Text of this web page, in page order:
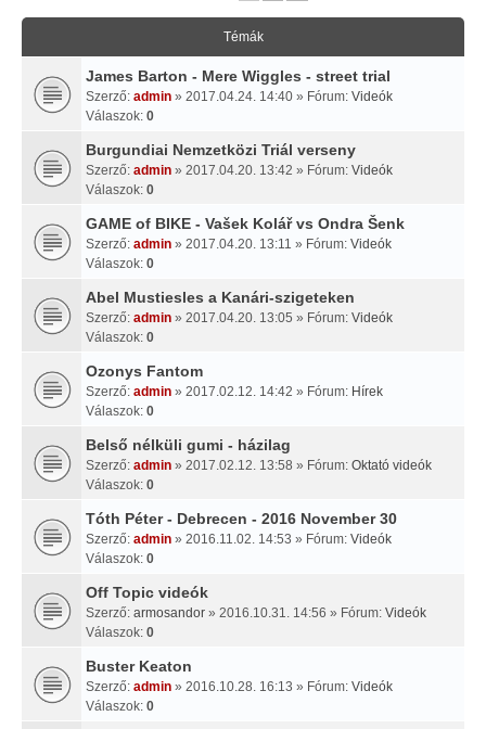
Témák
James Barton - Mere Wiggles - street trial
Szerző: admin » 2017.04.24. 14:40 » Fórum: Videók
Válaszok: 0
Burgundiai Nemzetközi Triál verseny
Szerző: admin » 2017.04.20. 13:42 » Fórum: Videók
Válaszok: 0
GAME of BIKE - Vašek Kolář vs Ondra Šenk
Szerző: admin » 2017.04.20. 13:11 » Fórum: Videók
Válaszok: 0
Abel Mustiesles a Kanári-szigeteken
Szerző: admin » 2017.04.20. 13:05 » Fórum: Videók
Válaszok: 0
Ozonys Fantom
Szerző: admin » 2017.02.12. 14:42 » Fórum: Hírek
Válaszok: 0
Belső nélküli gumi - házilag
Szerző: admin » 2017.02.12. 13:58 » Fórum: Oktató videók
Válaszok: 0
Tóth Péter - Debrecen - 2016 November 30
Szerző: admin » 2016.11.02. 14:53 » Fórum: Videók
Válaszok: 0
Off Topic videók
Szerző: armosandor » 2016.10.31. 14:56 » Fórum: Videók
Válaszok: 0
Buster Keaton
Szerző: admin » 2016.10.28. 16:13 » Fórum: Videók
Válaszok: 0